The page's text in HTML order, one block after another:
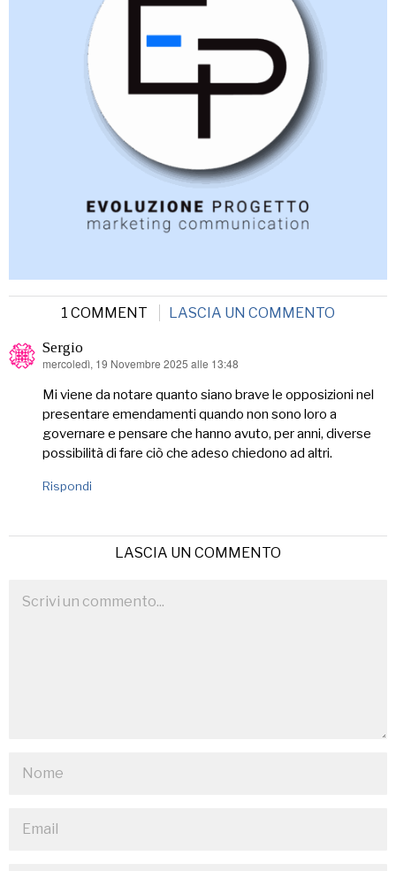
1 COMMENT LASCIA UN COMMENTO
Sergio
ha
mercoledì, 19 Novembre 2025 alle 13:48
Mi viene da notare quanto siano brave le opposizioni nel
presentare emendamenti quando non sono loro a
governare e pensare che hanno avuto, per anni, diverse
possibilità di fare ciò che adeso chiedono ad altri.
Rispondi
LASCIA UN COMMENTO